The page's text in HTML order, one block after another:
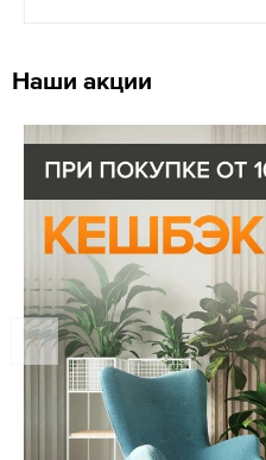
Наши акции